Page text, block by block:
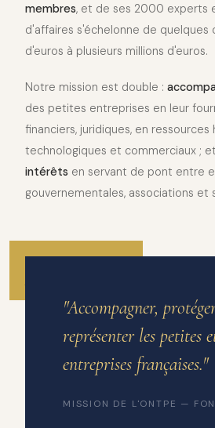
membres, et de ses 2000 experts
d'affaires s'échelonne de quelques
d'euros à plusieurs millions d'euros.
Notre mission est double :
des petites entreprises en leur
financiers, juridiques, en ressources
technologiques et commerciaux ; et
intérêts en servant de pont entre
gouvernementales, associations et
2010
ANNÉE DE FONDATION
"Accompagner,
représenter les petites
entreprises françaises."
MISSION DE L'ONTPE —